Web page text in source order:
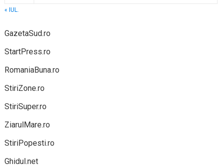
« IUL.
GazetaSud.ro
StartPress.ro
RomaniaBuna.ro
StiriZone.ro
StiriSuper.ro
ZiarulMare.ro
StiriPopesti.ro
Ghidul.net